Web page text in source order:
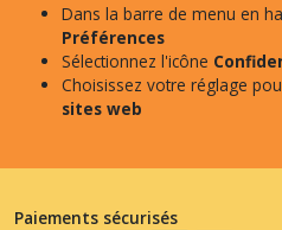
Dans la barre de menu en
Préférences
Sélectionnez l'icône
Choisissez votre réglage
sites web
Paiements sécurisés